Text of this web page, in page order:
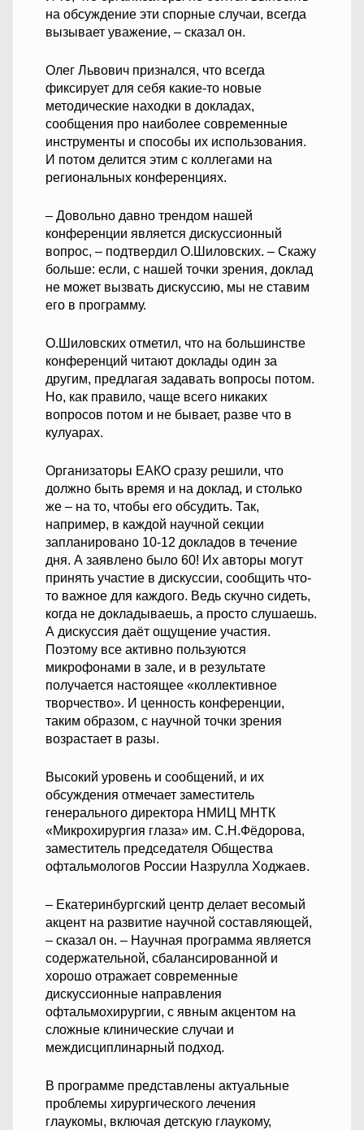
на обсуждение эти спорные случаи, всегда
вызывает уважение, – сказал он.
Олег Львович признался, что всегда
фиксирует для себя какие-то новые
методические находки в докладах,
сообщения про наиболее современные
инструменты и способы их использования.
И потом делится этим с коллегами на
региональных конференциях.
– Довольно давно трендом нашей
конференции является дискуссионный
вопрос, – подтвердил О.Шиловских. – Скажу
больше: если, с нашей точки зрения, доклад
не может вызвать дискуссию, мы не ставим
его в программу.
О.Шиловских отметил, что на большинстве
конференций читают доклады один за
другим, предлагая задавать вопросы потом.
Но, как правило, чаще всего никаких
вопросов потом и не бывает, разве что в
кулуарах.
Организаторы ЕАКО сразу решили, что
должно быть время и на доклад, и столько
же – на то, чтобы его обсудить. Так,
например, в каждой научной секции
запланировано 10-12 докладов в течение
дня. А заявлено было 60! Их авторы могут
принять участие в дискуссии, сообщить что-
то важное для каждого. Ведь скучно сидеть,
когда не докладываешь, а просто слушаешь.
А дискуссия даёт ощущение участия.
Поэтому все активно пользуются
микрофонами в зале, и в результате
получается настоящее «коллективное
творчество». И ценность конференции,
таким образом, с научной точки зрения
возрастает в разы.
Высокий уровень и сообщений, и их
обсуждения отмечает заместитель
генерального директора НМИЦ МНТК
«Микрохирургия глаза» им. С.Н.Фёдорова,
заместитель председателя Общества
офтальмологов России Назрулла Ходжаев.
– Екатеринбургский центр делает весомый
акцент на развитие научной составляющей,
– сказал он. – Научная программа является
содержательной, сбалансированной и
хорошо отражает современные
дискуссионные направления
офтальмохирургии, с явным акцентом на
сложные клинические случаи и
междисциплинарный подход.
В программе представлены актуальные
проблемы хирургического лечения
глаукомы, включая детскую глаукому,